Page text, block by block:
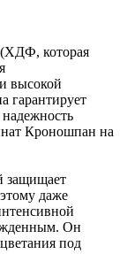
которая
высокой
гарантирует
Кроношпан на
защищает
даже
Он
под